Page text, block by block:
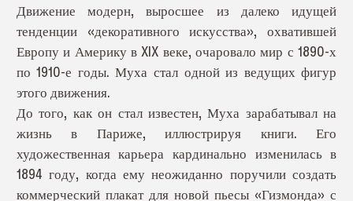
Движение модерн, выросшее из далеко идущей
тенденции «декоративного искусства», охватившей
Европу и Америку в XIX веке, очаровало мир с 1890-х
по 1910-е годы. Муха стал одной из ведущих фигур
этого движения.
До того, как он стал известен, Муха зарабатывал на
жизнь в Париже, иллюстрируя книги. Его
художественная карьера кардинально изменилась в
1894 году, когда ему неожиданно поручили создать
коммерческий плакат для новой пьесы «Гизмонда» с